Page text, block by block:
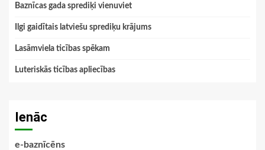
Baznīcas gada sprediķi vienuviet
Ilgi gaidītais latviešu sprediķu krājums
Lasāmviela ticības spēkam
Luteriskās ticības apliecības
Ienāc
e-baznīcēns